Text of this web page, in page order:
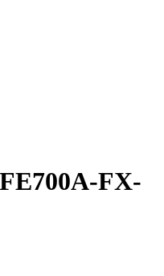
FX-